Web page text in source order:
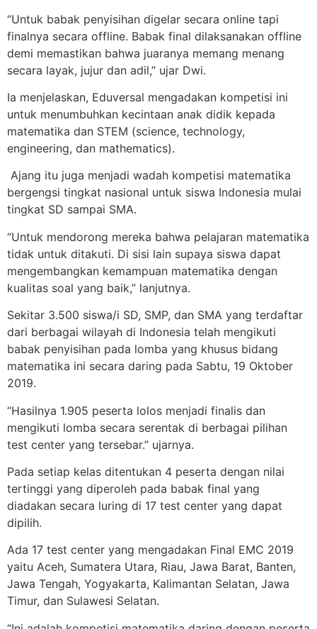
“Untuk babak penyisihan digelar secara online tapi
finalnya secara offline. Babak final dilaksanakan offline
demi memastikan bahwa juaranya memang menang
secara layak, jujur dan adil,” ujar Dwi.
Ia menjelaskan, Eduversal mengadakan kompetisi ini
untuk menumbuhkan kecintaan anak didik kepada
matematika dan STEM (science, technology,
engineering, dan mathematics).
Ajang itu juga menjadi wadah kompetisi matematika
bergengsi tingkat nasional untuk siswa Indonesia mulai
tingkat SD sampai SMA.
“Untuk mendorong mereka bahwa pelajaran matematika
tidak untuk ditakuti. Di sisi lain supaya siswa dapat
mengembangkan kemampuan matematika dengan
kualitas soal yang baik,” lanjutnya.
Sekitar 3.500 siswa/i SD, SMP, dan SMA yang terdaftar
dari berbagai wilayah di Indonesia telah mengikuti
babak penyisihan pada lomba yang khusus bidang
matematika ini secara daring pada Sabtu, 19 Oktober
2019.
“Hasilnya 1.905 peserta lolos menjadi finalis dan
mengikuti lomba secara serentak di berbagai pilihan
test center yang tersebar.” ujarnya.
Pada setiap kelas ditentukan 4 peserta dengan nilai
tertinggi yang diperoleh pada babak final yang
diadakan secara luring di 17 test center yang dapat
dipilih.
Ada 17 test center yang mengadakan Final EMC 2019
yaitu Aceh, Sumatera Utara, Riau, Jawa Barat, Banten,
Jawa Tengah, Yogyakarta, Kalimantan Selatan, Jawa
Timur, dan Sulawesi Selatan.